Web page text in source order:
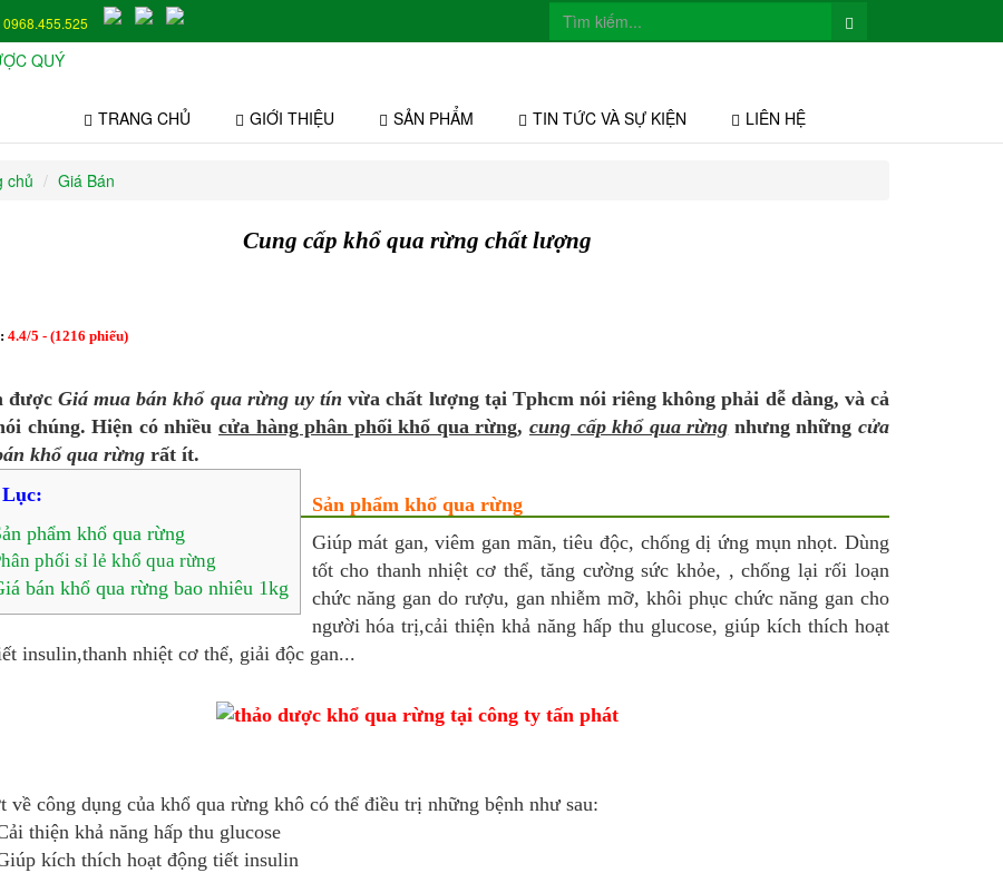
0968.455.525
TRANG CHỦ GIỚI THIỆU SẢN PHẨM TIN TỨC VÀ SỰ KIỆN LIÊN HỆ
chủ Giá Bán
Cung cấp khổ qua rừng chất lượng
4.4/5 - (1216 phiếu)
được Giá mua bán khổ qua rừng uy tín vừa chất lượng tại Tphcm nói riêng không phải dễ dàng, và cả
chúng. Hiện có nhiều cửa hàng phân phối khổ qua rừng, cung cấp khổ qua rừng nhưng nhữngcửa
khổ qua rừng rất ít.
phẩm khổ qua rừng
phối sỉ lẻ khổ qua rừng
bán khổ qua rừng bao nhiêu 1kg
Sản phẩm khổ qua rừng
Giúp mát gan, viêm gan mãn, tiêu độc, chống dị ứng mụn nhọt. Dùng
tốt cho thanh nhiệt cơ thể, tăng cường sức khỏe, , chống lại rối loạn
chức năng gan do rượu, gan nhiễm mỡ, khôi phục chức năng gan cho
người hóa trị,cải thiện khả năng hấp thu glucose, giúp kích thích hoạt
insulin,thanh nhiệt cơ thể, giải độc gan...
về công dụng của khổ qua rừng khô có thể điều trị những bệnh như sau:
thiện khả năng hấp thu glucose
kích thích hoạt động tiết insulin